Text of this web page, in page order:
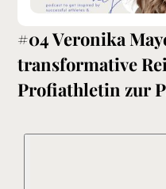
#04 Veronika
transformative
Profiathletin zur